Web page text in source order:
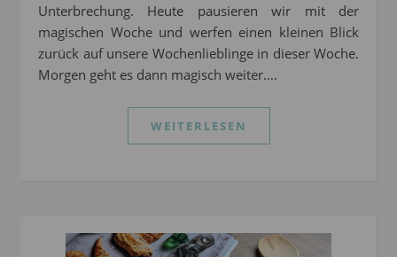
Unterbrechung. Heute pausieren wir mit der
magischen Woche und werfen einen kleinen Blick
zurück auf unsere Wochenlieblinge in dieser Woche.
Morgen geht es dann magisch weiter.…
WEITERLESEN